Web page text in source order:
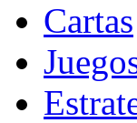
Cartas